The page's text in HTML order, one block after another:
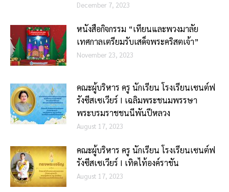
December 7, 2023
หนังสือกิจกรรม “เทียนและพวงมาลัย
เทศกาลเตรียมรับเสด็จพระคริสตเจ้า”
November 23, 2023
คณะผู้บริหาร ครู นักเรียน โรงเรียนเซนต์ฟ
รังซีสเซเวียร์ I เฉลิมพระชนมพรรษา
พระบรมราชชนนีพันปีหลวง
August 17, 2023
คณะผู้บริหาร ครู นักเรียน โรงเรียนเซนต์ฟ
รังซีสเซเวียร์ I เทิดไท้องค์ราชัน
August 17, 2023